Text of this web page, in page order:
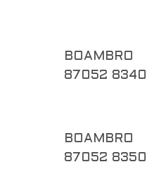
BOAMBRO
87052 8340
BOAMBRO
87052 8350